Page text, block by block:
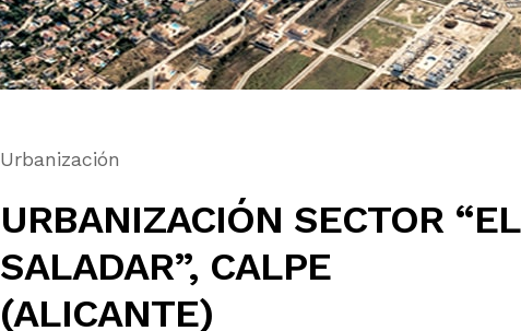
Urbanización
URBANIZACIÓN SECTOR “EL
SALADAR”, CALPE
(ALICANTE)